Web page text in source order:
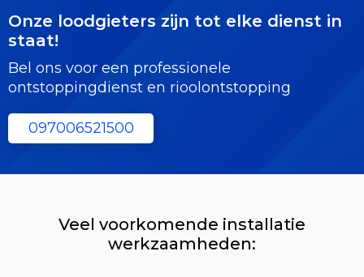
Onze loodgieters zijn tot elke dienst in
staat!
Bel ons voor een professionele
ontstoppingdienst en rioolontstopping
097006521500
Veel voorkomende installatie
werkzaamheden: